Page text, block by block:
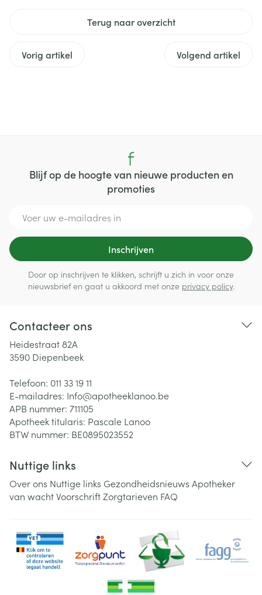
Terug naar overzicht
Vorig artikel Volgend artikel
Blijf op de hoogte van nieuwe producten en
promoties
Inschrijven
Door op inschrijven te klikken, schrijft u zich in voor onze
nieuwsbrief en gaat u akkoord met onze privacy policy.
Contacteer ons
Heidestraat 82A
3590 Diepenbeek
Telefoon: 011 33 19 11
E-mailadres: Info@apotheeklanoo.be
APB nummer: 711105
Apotheek titularis: Pascale Lanoo
BTW nummer: BE0895023552
Nuttige links
Over ons Nuttige links Gezondheidsnieuws Apotheker
van wachtVoorschriftZorgtarieven FAQ